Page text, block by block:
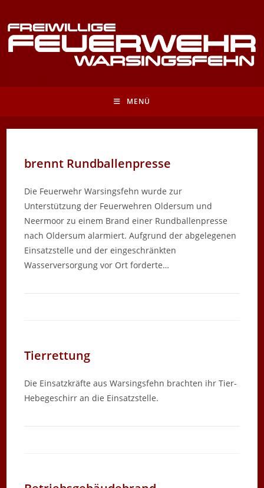
Inhalt
springen
MENÜ
brennt Rundballenpresse
Die Feuerwehr Warsingsfehn wurde zur
Unterstützung der Feuerwehren Oldersum und
Neermoor zu einem Brand einer Rundballenpresse
nach Oldersum alarmiert. Aufgrund der abgelegenen
Einsatzstelle und der eingeschränkten
Wasserversorgung vor Ort forderte…
Tierrettung
Die Einsatzkräfte aus Warsingsfehn brachten ihr Tier-
Hebegeschirr an die Einsatzstelle.